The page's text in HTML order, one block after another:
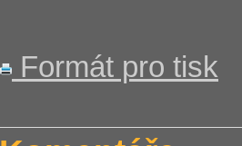
Formát pro tisk